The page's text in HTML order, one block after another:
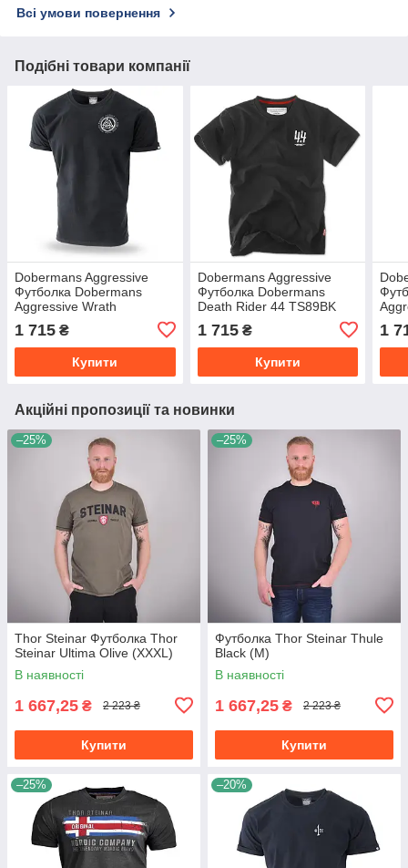
Всі умови повернення
Подібні товари компанії
Dobermans Aggressive
Футболка Dobermans
Aggressive Wrath
norsemen TS208BK (XXL)
1 715 ₴
Купити
Dobermans Aggressive
Футболка Dobermans
Death Rider 44 TS89BK
1 715₴
Купити
1
Акційні пропозиції та новинки
–25%
Thor Steinar Футболка Thor
Steinar Ultima Olive (XXXL)
В наявності
1 667,25 ₴ 2 223 ₴
Купити
–25%
Футболка Thor Steinar Thule
Black (M)
В наявності
1 667,25 ₴ 2 223 ₴
Купити
–25% –20%